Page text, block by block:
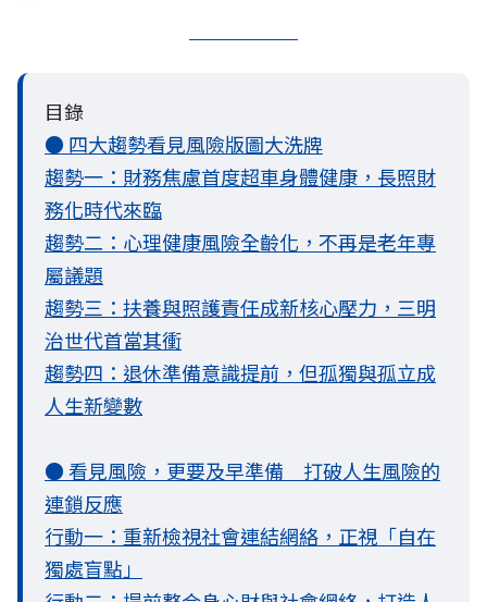
目錄
● 四大趨勢看見風險版圖大洗牌
趨勢一：財務焦慮首度超車身體健康，長照財
務化時代來臨
趨勢二：心理健康風險全齡化，不再是老年專
屬議題
趨勢三：扶養與照護責任成新核心壓力，三明
治世代首當其衝
趨勢四：退休準備意識提前，但孤獨與孤立成
人生新變數
● 看見風險，更要及早準備 打破人生風險的
連鎖反應
行動一：重新檢視社會連結網絡，正視「自在
獨處盲點」